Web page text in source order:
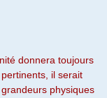
donnera toujours
il serait
physiques